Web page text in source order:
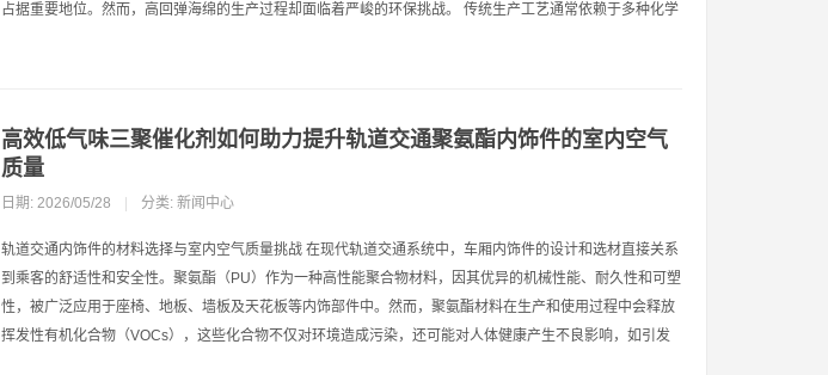
占据重要地位。然而，高回弹海绵的生产过程却面临着严峻的环保挑战。 传统生产工艺通常依赖于多种化学
高效低气味三聚催化剂如何助力提升轨道交通聚氨酯内饰件的室内空气
质量
日期: 2026/05/28 分类: 新闻中心
轨道交通内饰件的材料选择与室内空气质量挑战 在现代轨道交通系统中，车厢内饰件的设计和选材直接关系
到乘客的舒适性和安全性。聚氨酯（PU）作为一种高性能聚合物材料，因其优异的机械性能、耐久性和可塑
性，被广泛应用于座椅、地板、墙板及天花板等内饰部件中。然而，聚氨酯材料在生产和使用过程中会释放
挥发性有机化合物（VOCs），这些化合物不仅对环境造成污染，还可能对人体健康产生不良影响，如引发